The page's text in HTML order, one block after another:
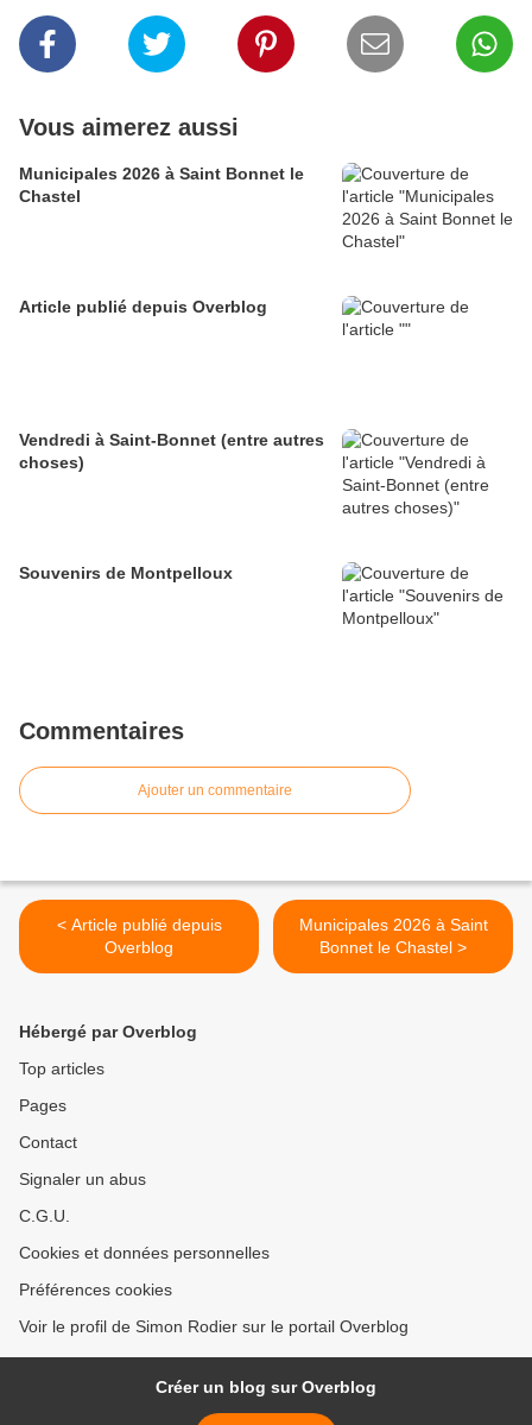
Vous aimerez aussi
Municipales 2026 à Saint Bonnet le
Chastel
Article publié depuis Overblog
Vendredi à Saint-Bonnet (entre autres
choses)
Souvenirs de Montpelloux
Commentaires
Ajouter un commentaire
< Article publié depuis
Overblog
Municipales 2026 à Saint
Bonnet le Chastel >
Hébergé par Overblog
Top articles
Pages
Contact
Signaler un abus
C.G.U.
Cookies et données personnelles
Préférences cookies
Voir le profil de Simon Rodier sur le portail Overblog
Créer un blog sur Overblog